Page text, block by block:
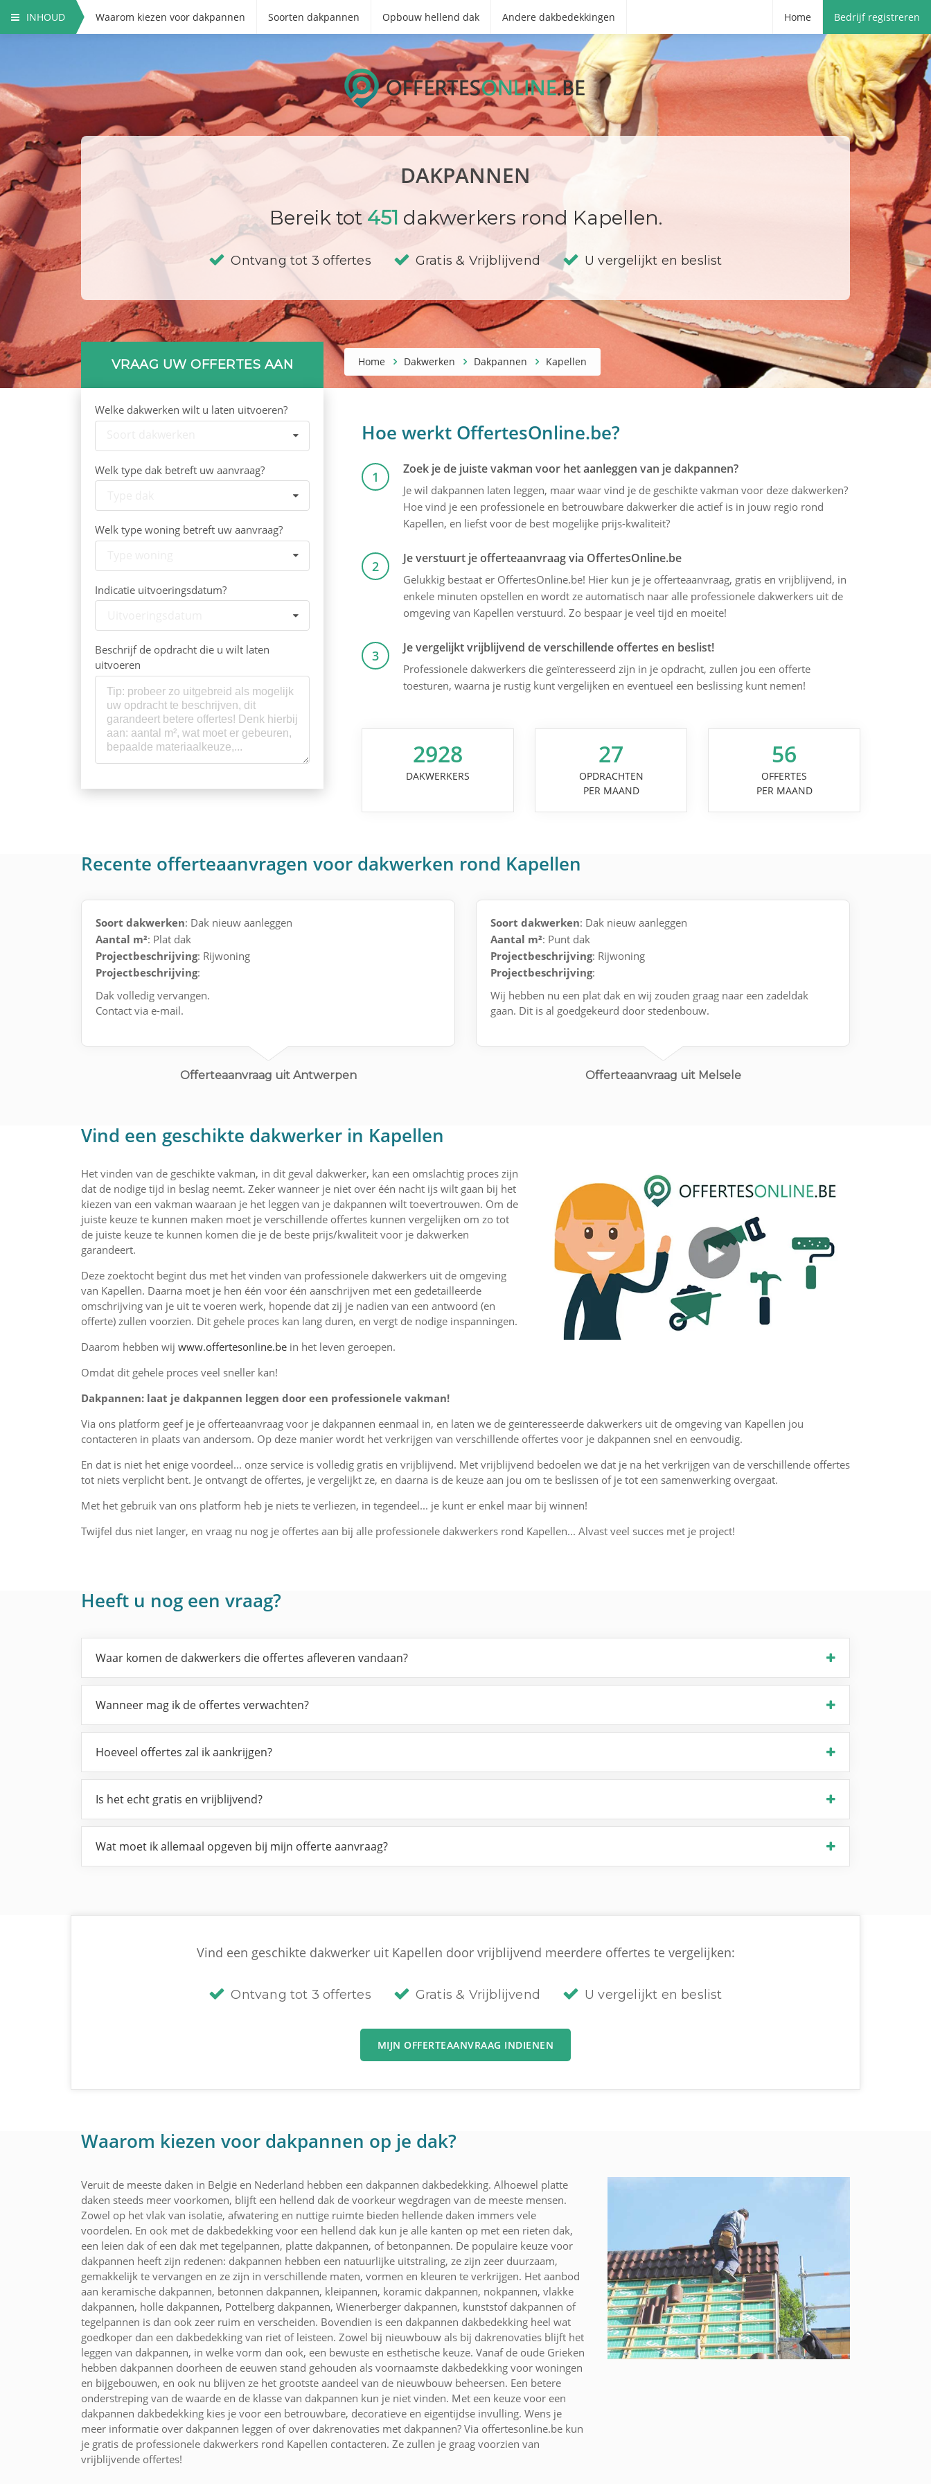
INHOUD Waarom kiezen voor dakpannen Soorten dakpannen Opbouw hellend dak Andere dakbedekkingen Home Bedrijf registreren
DAKPANNEN
Bereik tot 451 dakwerkers rond Kapellen.
Ontvang tot 3 offertes Gratis & Vrijblijvend U vergelijkt en beslist
Home Dakwerken Dakpannen Kapellen
VRAAG UW OFFERTES AAN
Welke dakwerken wilt u laten uitvoeren?
Welk type dak betreft uw aanvraag?
Welk type woning betreft uw aanvraag?
Indicatie uitvoeringsdatum?
Beschrijf de opdracht die u wilt laten
uitvoeren
Hoe werkt OffertesOnline.be?
1 Zoek je de juiste vakman voor het aanleggen van je dakpannen?
Je wil dakpannen laten leggen, maar waar vind je de geschikte vakman voor deze dakwerken?
Hoe vind je een professionele en betrouwbare dakwerker die actief is in jouw regio rond
Kapellen, en liefst voor de best mogelijke prijs-kwaliteit?
2 Je verstuurt je offerteaanvraag via OffertesOnline.be
Gelukkig bestaat er OffertesOnline.be! Hier kun je je offerteaanvraag, gratis en vrijblijvend, in
enkele minuten opstellen en wordt ze automatisch naar alle professionele dakwerkers uit de
omgeving van Kapellen verstuurd. Zo bespaar je veel tijd en moeite!
3 Je vergelijkt vrijblijvend de verschillende offertes en beslist!
Professionele dakwerkers die geïnteresseerd zijn in je opdracht, zullen jou een offerte
toesturen, waarna je rustig kunt vergelijken en eventueel een beslissing kunt nemen!
2928
DAKWERKERS
27
OPDRACHTEN
PER MAAND
56
OFFERTES
PER MAAND
Recente offerteaanvragen voor dakwerken rond Kapellen
Soort dakwerken: Dak nieuw aanleggen
Aantal m²: Plat dak
Projectbeschrijving: Rijwoning
Projectbeschrijving:
Dak volledig vervangen.
Contact via e-mail.
Offerteaanvraag uit Antwerpen
Soort dakwerken: Dak nieuw aanleggen
Aantal m²: Punt dak
Projectbeschrijving: Rijwoning
Projectbeschrijving:
Wij hebben nu een plat dak en wij zouden graag naar een zadeldak
gaan. Dit is al goedgekeurd door stedenbouw.
Offerteaanvraag uit Melsele
Vind een geschikte dakwerker in Kapellen
Het vinden van de geschikte vakman, in dit geval dakwerker, kan een omslachtig proces zijn
dat de nodige tijd in beslag neemt. Zeker wanneer je niet over één nacht ijs wilt gaan bij het
kiezen van een vakman waaraan je het leggen van je dakpannen wilt toevertrouwen. Om de
juiste keuze te kunnen maken moet je verschillende offertes kunnen vergelijken om zo tot
de juiste keuze te kunnen komen die je de beste prijs/kwaliteit voor je dakwerken
garandeert.
Deze zoektocht begint dus met het vinden van professionele dakwerkers uit de omgeving
van Kapellen. Daarna moet je hen één voor één aanschrijven met een gedetailleerde
omschrijving van je uit te voeren werk, hopende dat zij je nadien van een antwoord (en
offerte) zullen voorzien. Dit gehele proces kan lang duren, en vergt de nodige inspanningen.
Daarom hebben wij www.offertesonline.be in het leven geroepen.
Omdat dit gehele proces veel sneller kan!
Dakpannen: laat je dakpannen leggen door een professionele vakman!
Via ons platform geef je je offerteaanvraag voor je dakpannen eenmaal in, en laten we de geïnteresseerde dakwerkers uit de omgeving van Kapellen jou
contacteren in plaats van andersom. Op deze manier wordt het verkrijgen van verschillende offertes voor je dakpannen snel en eenvoudig.
En dat is niet het enige voordeel... onze service is volledig gratis en vrijblijvend. Met vrijblijvend bedoelen we dat je na het verkrijgen van de verschillende offertes
tot niets verplicht bent. Je ontvangt de offertes, je vergelijkt ze, en daarna is de keuze aan jou om te beslissen of je tot een samenwerking overgaat.
Met het gebruik van ons platform heb je niets te verliezen, in tegendeel... je kunt er enkel maar bij winnen!
Twijfel dus niet langer, en vraag nu nog je offertes aan bij alle professionele dakwerkers rond Kapellen... Alvast veel succes met je project!
Heeft u nog een vraag?
Waar komen de dakwerkers die offertes afleveren vandaan?
Wanneer mag ik de offertes verwachten?
Hoeveel offertes zal ik aankrijgen?
Is het echt gratis en vrijblijvend?
Wat moet ik allemaal opgeven bij mijn offerte aanvraag?
Vind een geschikte dakwerker uit Kapellen door vrijblijvend meerdere offertes te vergelijken:
Ontvang tot 3 offertes Gratis & Vrijblijvend U vergelijkt en beslist
MIJN OFFERTEAANVRAAG INDIENEN
Waarom kiezen voor dakpannen op je dak?
Veruit de meeste daken in België en Nederland hebben een dakpannen dakbedekking. Alhoewel platte
daken steeds meer voorkomen, blijft een hellend dak de voorkeur wegdragen van de meeste mensen.
Zowel op het vlak van isolatie, afwatering en nuttige ruimte bieden hellende daken immers vele
voordelen. En ook met de dakbedekking voor een hellend dak kun je alle kanten op met een rieten dak,
een leien dak of een dak met tegelpannen, platte dakpannen, of betonpannen. De populaire keuze voor
dakpannen heeft zijn redenen: dakpannen hebben een natuurlijke uitstraling, ze zijn zeer duurzaam,
gemakkelijk te vervangen en ze zijn in verschillende maten, vormen en kleuren te verkrijgen. Het aanbod
aan keramische dakpannen, betonnen dakpannen, kleipannen, koramic dakpannen, nokpannen, vlakke
dakpannen, holle dakpannen, Pottelberg dakpannen, Wienerberger dakpannen, kunststof dakpannen of
tegelpannen is dan ook zeer ruim en verscheiden. Bovendien is een dakpannen dakbedekking heel wat
goedkoper dan een dakbedekking van riet of leisteen. Zowel bij nieuwbouw als bij dakrenovaties blijft het
leggen van dakpannen, in welke vorm dan ook, een bewuste en esthetische keuze. Vanaf de oude Grieken
hebben dakpannen doorheen de eeuwen stand gehouden als voornaamste dakbedekking voor woningen
en bijgebouwen, en ook nu blijven ze het grootste aandeel van de nieuwbouw beheersen. Een betere
onderstreping van de waarde en de klasse van dakpannen kun je niet vinden. Met een keuze voor een
dakpannen dakbedekking kies je voor een betrouwbare, decoratieve en eigentijdse invulling. Wens je
meer informatie over dakpannen leggen of over dakrenovaties met dakpannen? Via offertesonline.be kun
je gratis de professionele dakwerkers rond Kapellen contacteren. Ze zullen je graag voorzien van
vrijblijvende offertes!